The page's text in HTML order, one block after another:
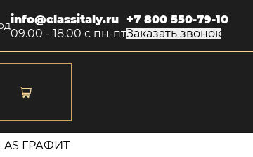
info@classitaly.ru
09.00 - 18.00 с пн-пт
+7 800 550-79-10
Заказать звонок
ГРАФИТ